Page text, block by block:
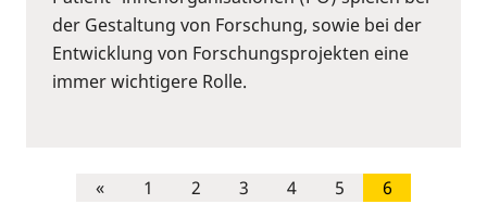
der Gestaltung von Forschung, sowie bei der
Entwicklung von Forschungsprojekten eine
immer wichtigere Rolle.
« 1 2 3 4 5 6